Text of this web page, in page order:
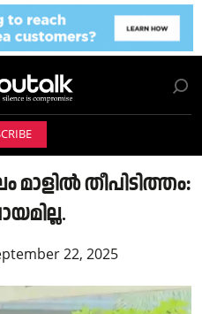
തീപിടിത്തം:
22, 2025